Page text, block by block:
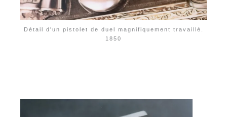
Détail d'un pistolet de duel magnifiquement travaillé.
1850